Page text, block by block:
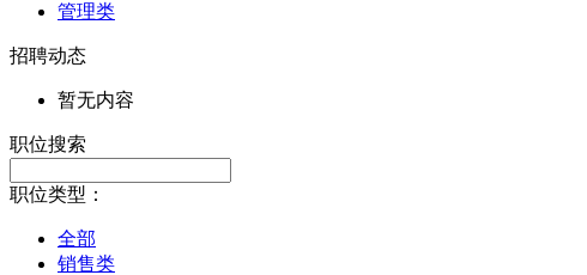
管理类
招聘动态
暂无内容
职位搜索
职位类型：
全部
销售类